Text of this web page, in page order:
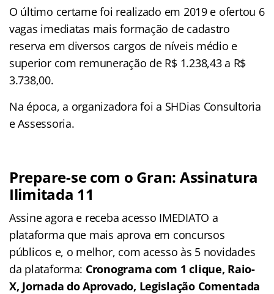
O último certame foi realizado em 2019 e ofertou 6
vagas imediatas mais formação de cadastro
reserva em diversos cargos de níveis médio e
superior com remuneração de R$ 1.238,43 a R$
3.738,00.
Na época, a organizadora foi a SHDias Consultoria
e Assessoria.
Prepare-se com o Gran: Assinatura
Ilimitada 11
Assine agora e receba acesso IMEDIATO a
plataforma que mais aprova em concursos
públicos e, o melhor, com acesso às 5 novidades
da plataforma: Cronograma com 1 clique, Raio-
X, Jornada do Aprovado, Legislação Comentada